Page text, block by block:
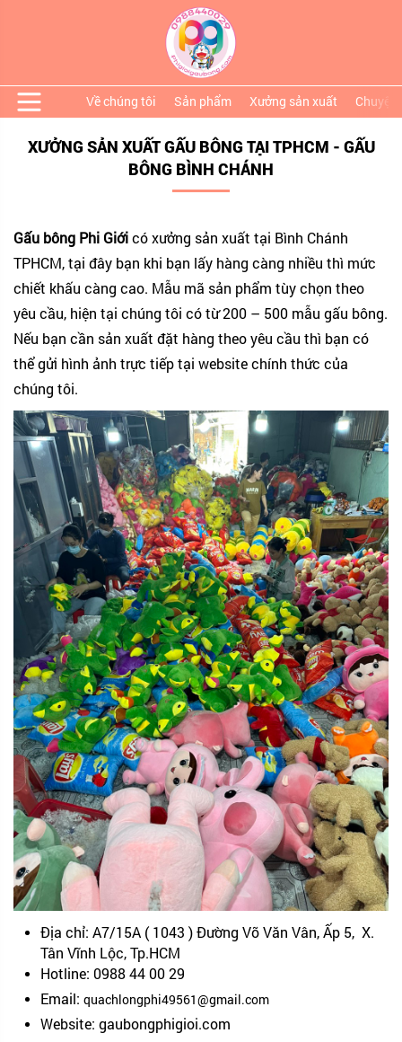
Về chúng tôi Sản phẩm Xưởng sản xuất Chuyện
XƯỞNG SẢN XUẤT GẤU BÔNG TẠI TPHCM - GẤU
BÔNG BÌNH CHÁNH
Gấu bông Phi Giớicó xưởng sản xuất tại Bình Chánh
TPHCM, tại đây bạn khi bạn lấy hàng càng nhiều thì mức
chiết khấu càng cao. Mẫu mã sản phẩm tùy chọn theo
yêu cầu, hiện tại chúng tôi có từ 200 – 500 mẫu gấu bông.
Nếu bạn cần sản xuất đặt hàng theo yêu cầu thì bạn có
thể gửi hình ảnh trực tiếp tại website chính thức của
chúng tôi.
Địa chỉ: A7/15A ( 1043 ) Đường Võ Văn Vân, Ấp 5, X.
Tân Vĩnh Lộc, Tp.HCM
Hotline: 0988 44 00 29
Email: quachlongphi49561@gmail.com
Website: gaubongphigioi.com